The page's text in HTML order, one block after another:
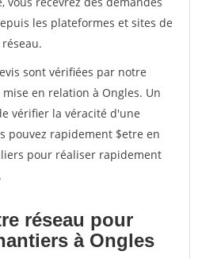
les plateformes et sites de
sont vérifiées par notre
en relation à Ongles. Un
vérifier la véracité d'une
pouvez rapidement $etre en
pour réaliser rapidement
réseau pour
à Ongles